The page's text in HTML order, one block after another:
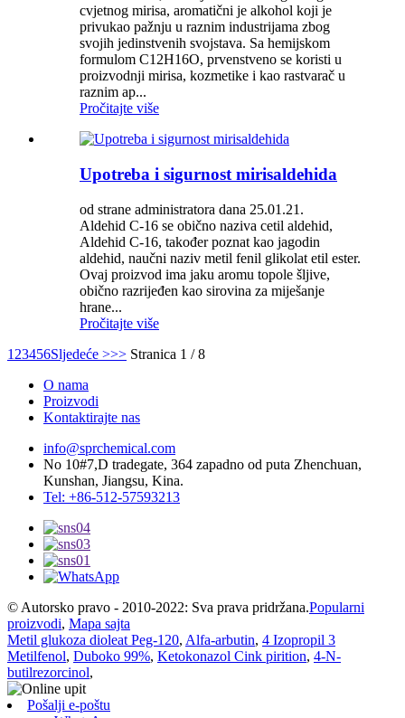
cvjetnog mirisa, aromatični je alkohol koji je
privukao pažnju u raznim industrijama zbog
svojih jedinstvenih svojstava. Sa hemijskom
formulom C12H16O, prvenstveno se koristi u
proizvodnji mirisa, kozmetike i kao rastvarač u
raznim ap...
Pročitajte više
Upotreba i sigurnost mirisaldehida
od strane administratora dana 25.01.21.
Aldehid C-16 se obično naziva cetil aldehid,
Aldehid C-16, također poznat kao jagodin
aldehid, naučni naziv metil fenil glikolat etil ester.
Ovaj proizvod ima jaku aromu topole šljive,
obično razrijeđen kao sirovina za miješanje
hrane...
Pročitajte više
1 23456Sljedeće >>> Stranica 1 / 8
O nama
Proizvodi
Kontaktirajte nas
info@sprchemical.com
No 10#7,D tradegate, 364 zapadno od puta Zhenchuan,
Kunshan, Jiangsu, Kina.
Tel: +86-512-57593213
© Autorsko pravo - 2010-2022: Sva prava pridržana.Popularni
proizvodi, Mapa sajta
Metil glukoza dioleat Peg-120, Alfa-arbutin, 4 Izopropil 3
Metilfenol, Duboko 99%, Ketokonazol Cink pirition, 4-N-
butilrezorcinol,
Pošalji e-poštu